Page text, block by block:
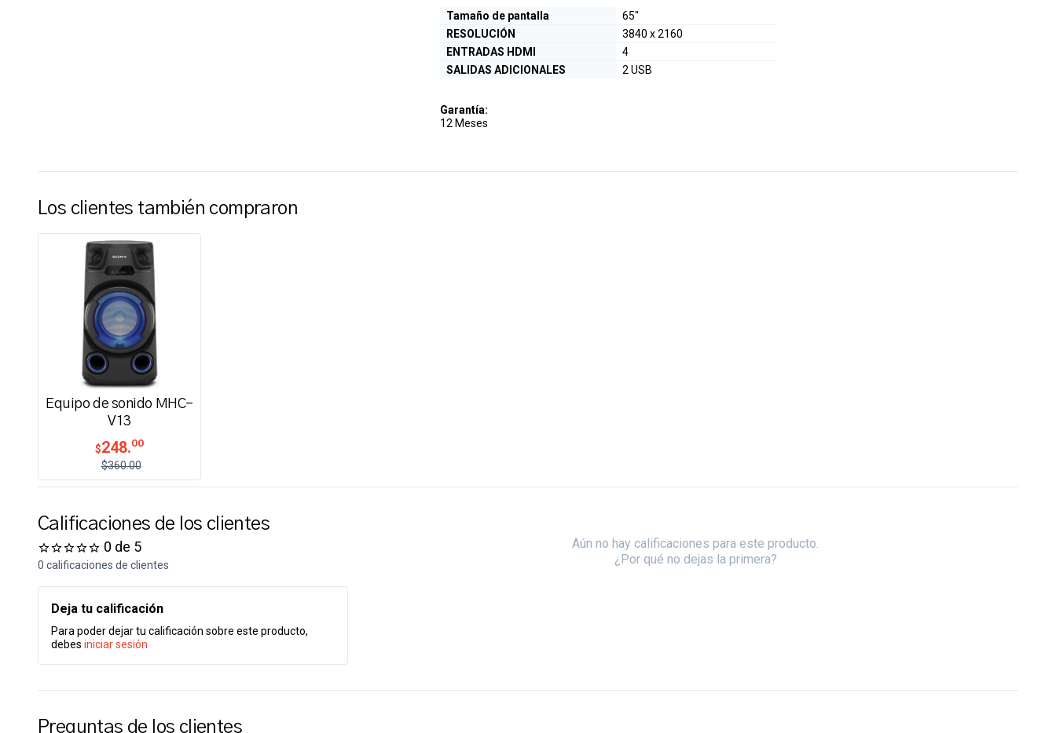
Tamaño de pantalla
65"
RESOLUCIÓN
3840 x 2160
ENTRADAS HDMI
4
SALIDAS ADICIONALES
2 USB
Garantía:
12 Meses
Los clientes también compraron
Equipo de sonido MHC-
V13
$248.00
$360.00
Calificaciones de los clientes
0 de 5
0 calificaciones de clientes
Deja tu calificación
Para poder dejar tu calificación sobre este producto,
debes iniciar sesión
Aún no hay calificaciones para este producto.
¿Por qué no dejas la primera?
Preguntas de los clientes